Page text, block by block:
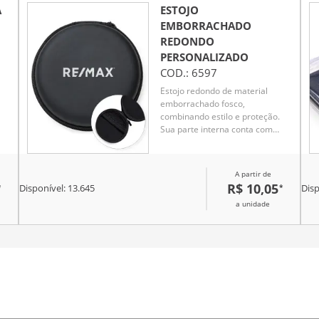
ESTOJO
EMBORRACHADO
REDONDO
PERSONALIZADO
COD.: 6597
Estojo redondo de material
emborrachado fosco,
combinando estilo e proteção.
Sua parte interna conta com
segurança. Compacto e
resistente, protege itens como
cabos, fones e carregadores
Disponível: 13.645
A partir de
R$ 10,05*
a unidade